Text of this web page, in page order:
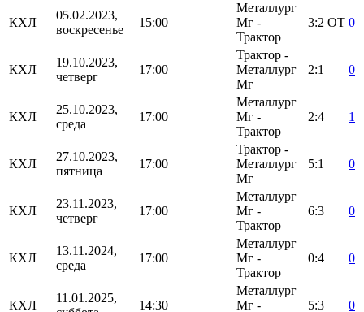
КХЛ
05.02.2023,
воскресенье
15:00
Металлург
Мг -
Трактор
3:2 ОТ 0
КХЛ
19.10.2023,
четверг
17:00
Трактор -
Металлург
Мг
2:1 0
КХЛ
25.10.2023,
среда
17:00
Металлург
Мг -
Трактор
2:4 1
КХЛ
27.10.2023,
пятница
17:00
Трактор -
Металлург
Мг
5:1 0
КХЛ
23.11.2023,
четверг
17:00
Металлург
Мг -
Трактор
6:3 0
КХЛ
13.11.2024,
среда
17:00
Металлург
Мг -
Трактор
0:4 0
КХЛ
11.01.2025,
14:30
Металлург
Мг -
5:3 0